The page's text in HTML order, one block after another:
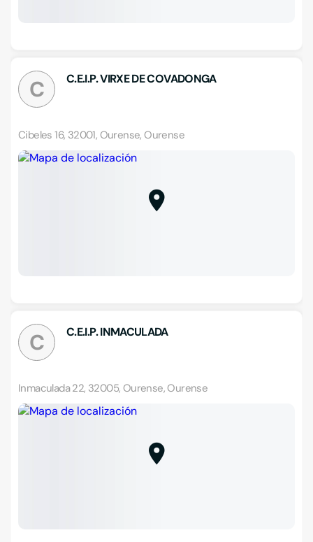
C C.E.I.P. VIRXE DE COVADONGA
Cibeles 16, 32001, Ourense, Ourense
C C.E.I.P. INMACULADA
Inmaculada 22, 32005, Ourense, Ourense